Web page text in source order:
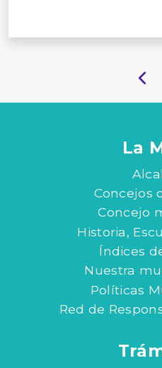
La
Concejos
Concejo
Historia,
Índices
Nuestra
Políticas
Red de